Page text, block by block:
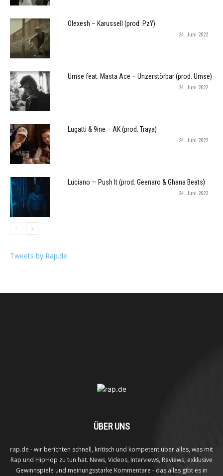
Olexesh – Karussell (prod. PzY)
24. Juni 2022
Umse feat. Masta Ace – Unzerstörbar (prod. Umse)
24. Juni 2022
Lugatti & 9ine – AK (prod. Traya)
24. Juni 2022
Luciano — Push It (prod. Geenaro & Ghana Beats)
24. Juni 2022
Tweets by Rap.de
ÜBER UNS
rap.de - wir berichten schnell, kritisch und kompetent über alles, was mit
Rap und HipHop zu tun hat. News, Videos, Interviews, Reviews, exklusive
Gewinnspiele und meinungsstarke Kommentare - das alles gibt es in